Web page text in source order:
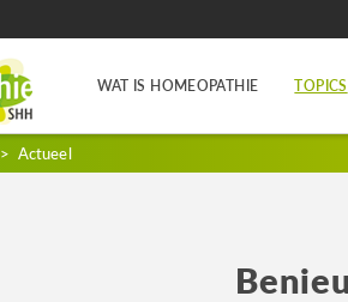
WAT IS HOMEOPATHIE TOPICS
> Actueel